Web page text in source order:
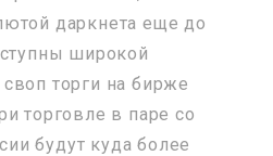
даркнета еще до
широкой
торги на бирже
торговле в паре со
будут куда более